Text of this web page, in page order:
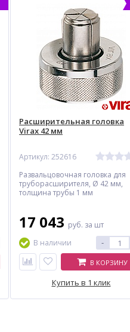
Раcширительная головка
Virax 42 мм
Артикул: 252616
Развальцовочная головка для
труборасширителя, Ø 42 мм,
толщина трубы 1 мм
17 043 руб. за шт
В наличии
-
В КОРЗИНУ
Купить в 1 клик